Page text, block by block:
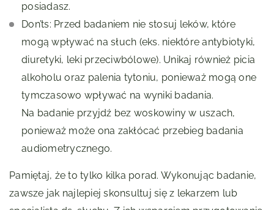
posiadasz.
Don’ts: Przed badaniem nie stosuj leków, które
mogą wpływać na słuch (eks. niektóre antybiotyki,
diuretyki, leki przeciwbólowe). Unikaj również picia
alkoholu oraz palenia tytoniu, ponieważ mogą one
tymczasowo wpływać na wyniki badania.
Na badanie przyjdź bez woskowiny w uszach,
ponieważ może ona zakłócać przebieg badania
audiometrycznego.
Pamiętaj, że to tylko kilka porad. Wykonując badanie,
zawsze jak najlepiej skonsultuj się z lekarzem lub